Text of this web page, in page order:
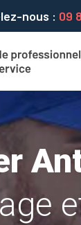
nous : 09